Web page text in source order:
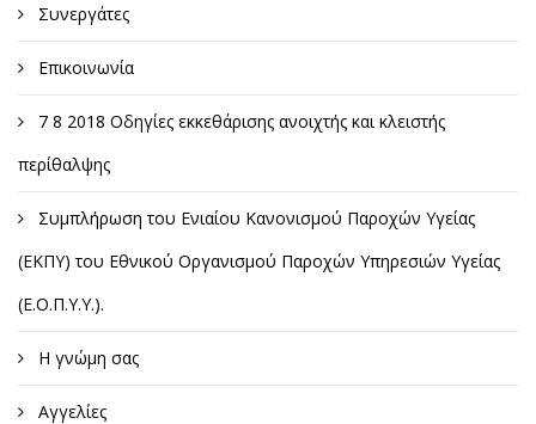
Συνεργάτες
Επικοινωνία
7 8 2018 Οδηγίες εκκεθάρισης ανοιχτής και κλειστής
περίθαλψης
Συμπλήρωση του Ενιαίου Κανονισμού Παροχών Υγείας
(ΕΚΠΥ) του Εθνικού Οργανισμού Παροχών Υπηρεσιών Υγείας
(Ε.Ο.Π.Υ.Υ.).
Η γνώμη σας
Αγγελίες